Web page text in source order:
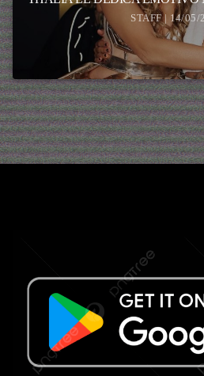
STAFF | 14/05/